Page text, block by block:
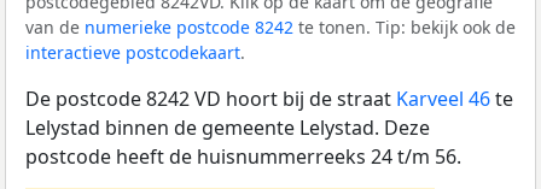
van de numerieke postcode 8242 te tonen. Tip: bekijk ook de
interactieve postcodekaart.
De postcode 8242 VD hoort bij de straat Karveel 46te
Lelystad binnen de gemeente Lelystad. Deze
postcode heeft de huisnummerreeks 24 t/m 56.